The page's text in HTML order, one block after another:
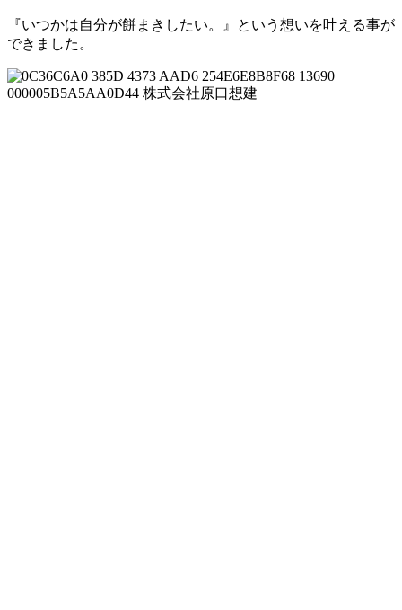
『いつかは自分が餅まきしたい。』という想いを叶える事が
できました。